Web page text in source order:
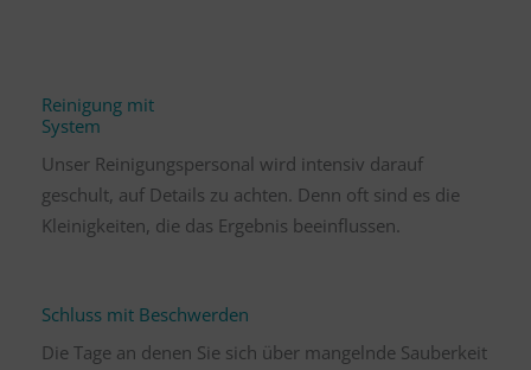
Reinigung mit
System
Unser Reinigungspersonal wird intensiv darauf
geschult, auf Details zu achten. Denn oft sind es die
Kleinigkeiten, die das Ergebnis beeinflussen.
Schluss mit Beschwerden
Die Tage an denen Sie sich über mangelnde Sauberkeit